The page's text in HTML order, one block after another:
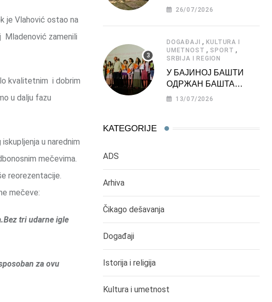
je Vlahović ostao na
Mladenović zamenili
kvalitetnim i dobrim
u dalju fazu
u narednim
mečevima.
reorezentacije.
mečeve:
tri udarne igle
za ovu
ЗАДУЖБИНЕ
26/07/2026
DOGAĐAJI ,KULTURA I
UMETNOST , SPORT ,
SRBIJA I REGION
У БАЈИНОЈ БАШТИ
ОДРЖАН БАШТА
ФЕСТ 2026
13/07/2026
KATEGORIJE
ADS
Arhiva
Čikago dešavanja
Događaji
Istorija i religija
Kultura i umetnost